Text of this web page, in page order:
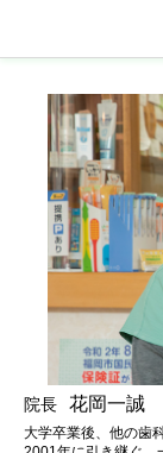
院長 花岡一誠
大学卒業後、他の歯